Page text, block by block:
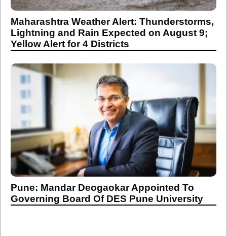
Maharashtra Weather Alert: Thunderstorms,
Lightning and Rain Expected on August 9;
Yellow Alert for 4 Districts
Pune: Mandar Deogaokar Appointed To
Governing Board Of DES Pune University